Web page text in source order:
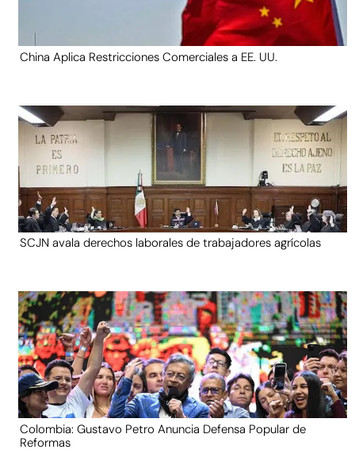
China Aplica Restricciones Comerciales a EE. UU.
SCJN avala derechos laborales de trabajadores agrícolas
Colombia: Gustavo Petro Anuncia Defensa Popular de
Reformas